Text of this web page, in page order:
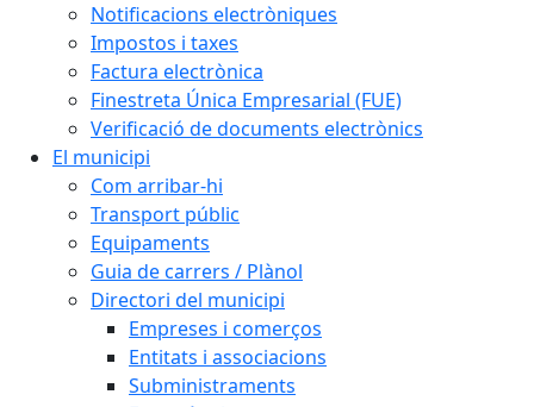
Notificacions electròniques
Impostos i taxes
Factura electrònica
Finestreta Única Empresarial (FUE)
Verificació de documents electrònics
El municipi
Com arribar-hi
Transport públic
Equipaments
Guia de carrers / Plànol
Directori del municipi
Empreses i comerços
Entitats i associacions
Subministraments